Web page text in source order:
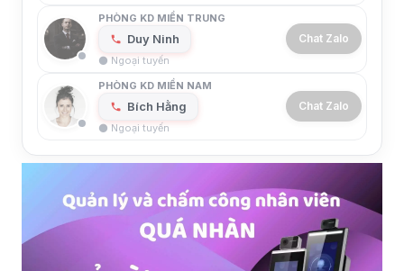
PHÒNG KD MIỀN TRUNG
Duy Ninh
⚫ Ngoại tuyến
Chat Zalo
PHÒNG KD MIỀN NAM
Bích Hằng
⚫ Ngoại tuyến
Chat Zalo